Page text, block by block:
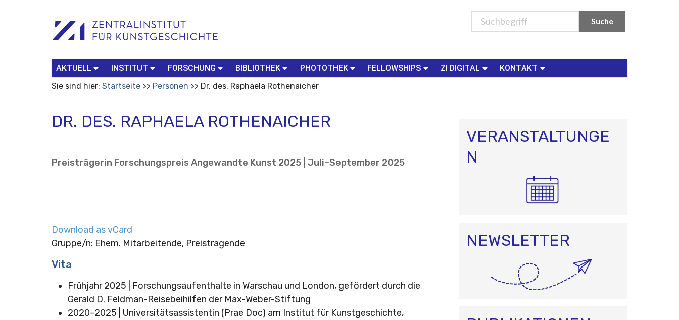
Werkzeuge
Search…
AKTUELL INSTITUT FORSCHUNG BIBLIOTHEK PHOTOTHEK FELLOWSHIPS ZI DIGITAL
KONTAKT
Sie sind hier: Startseite Personen Dr. des. Raphaela Rothenaicher
DR. DES. RAPHAELA ROTHENAICHER
Preisträgerin Forschungspreis Angewandte Kunst 2025 | Juli–September 2025
Download as vCard
Gruppe/n: Ehem. Mitarbeitende, Preistragende
Vita
Frühjahr 2025 | Forschungsaufenthalte in Warschau und London, gefördert durch die
Gerald D. Feldman-Reisebeihilfen der Max-Weber-Stiftung
2020–2025 | Universitätsassistentin (Prae Doc) am Institut für Kunstgeschichte,
VERANSTALTUNGE
N
NEWSLETTER